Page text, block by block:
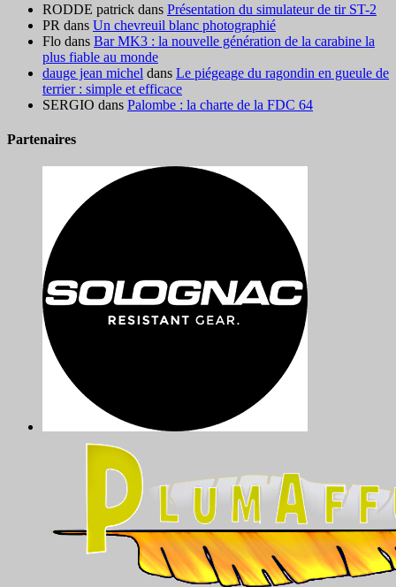
RODDE patrick dans Présentation du simulateur de tir ST-2
PR dans Un chevreuil blanc photographié
Flo dans Bar MK3 : la nouvelle génération de la carabine la
plus fiable au monde
dauge jean michel dans Le piégeage du ragondin en gueule de
terrier : simple et efficace
SERGIO dans Palombe : la charte de la FDC 64
Partenaires